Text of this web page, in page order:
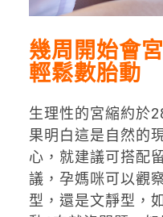
幾周開始會
輕鬆數胎動
生理性的宮縮約於
果明白這是自然的
心，就建議可搭配
議，孕媽咪可以觀
型，還是文靜型，